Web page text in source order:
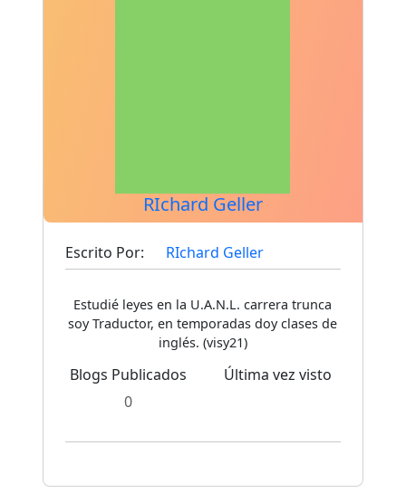
RIchard Geller
Escrito Por: RIchard Geller
Estudié leyes en la U.A.N.L. carrera trunca
soy Traductor, en temporadas doy clases de
inglés. (visy21)
Blogs Publicados
0
Última vez visto